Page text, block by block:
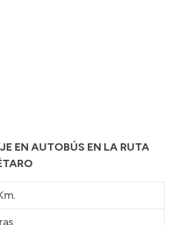
EN AUTOBÚS EN LA RUTA